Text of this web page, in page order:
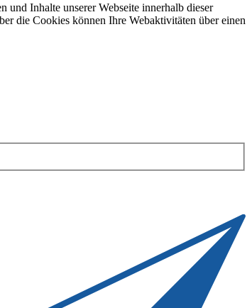
und Inhalte unserer Webseite innerhalb dieser
die Cookies können Ihre Webaktivitäten über einen